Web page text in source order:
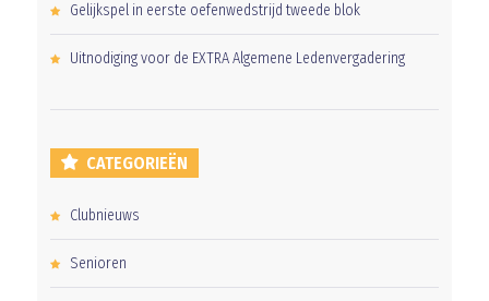
Gelijkspel in eerste oefenwedstrijd tweede blok
Uitnodiging voor de EXTRA Algemene Ledenvergadering
CATEGORIEËN
Clubnieuws
Senioren